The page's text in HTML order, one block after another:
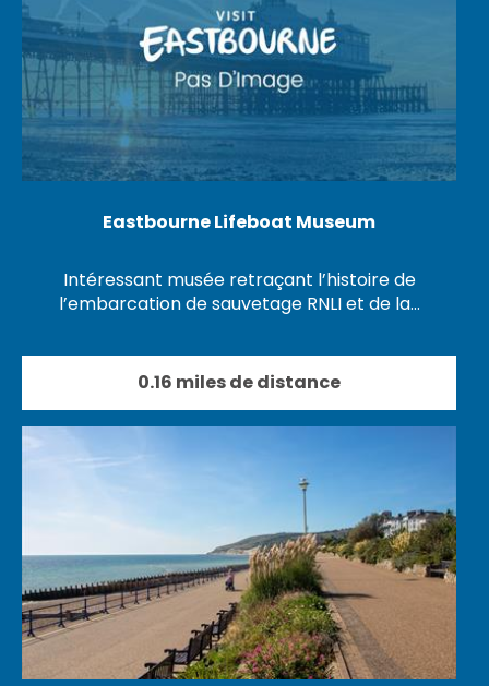
Eastbourne Lifeboat Museum
Intéressant musée retraçant l’histoire de
l’embarcation de sauvetage RNLI et de la…
0.16 miles de distance